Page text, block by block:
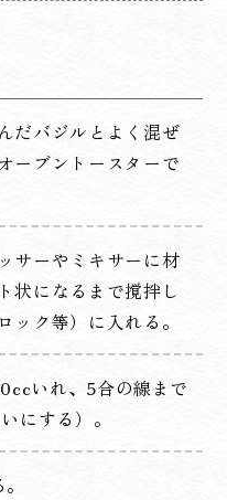
だバジルとよく混ぜ
ーブントースターで
サーやミキサーに材
状になるまで撹拌し
ック等）に入れる。
いれ、5合の線まで
にする）。